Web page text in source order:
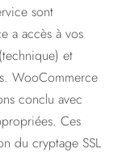
sont
a accès à vos
et
WooCommerce
conclu avec
Ces
du cryptage SSL